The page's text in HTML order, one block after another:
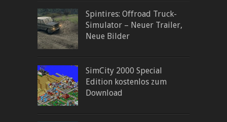
Spintires: Offroad Truck-
Simulator – Neuer Trailer,
Neue Bilder
SimCity 2000 Special
Edition kostenlos zum
Download